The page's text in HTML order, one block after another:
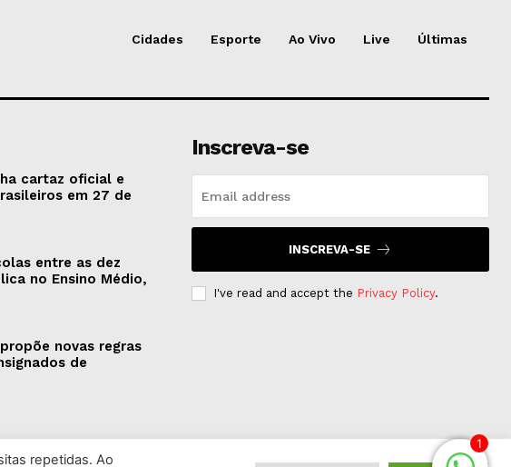
Cidades Esporte Ao Vivo Live Últimas
cartaz oficial e
em 27 de
entre as dez
no Ensino Médio,
novas regras
de
Inscreva-se
INSCREVA-SE
I've read and accept the Privacy Policy.
1
repetidas. Ao